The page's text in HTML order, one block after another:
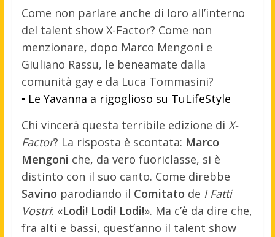
Come non parlare anche di loro all’interno
del talent show X-Factor? Come non
menzionare, dopo Marco Mengoni e
Giuliano Rassu, le beneamate dalla
comunità gay e da Luca Tommasini?
▪ Le Yavanna a rigoglioso su TuLifeStyle
Chi vincerà questa terribile edizione di X-
Factor? La risposta è scontata: Marco
Mengoni che, da vero fuoriclasse, si è
distinto con il suo canto. Come direbbe
Savino parodiando il Comitato de I Fatti
Vostri: «Lodi! Lodi! Lodi!». Ma c’è da dire che,
fra alti e bassi, quest’anno il talent show